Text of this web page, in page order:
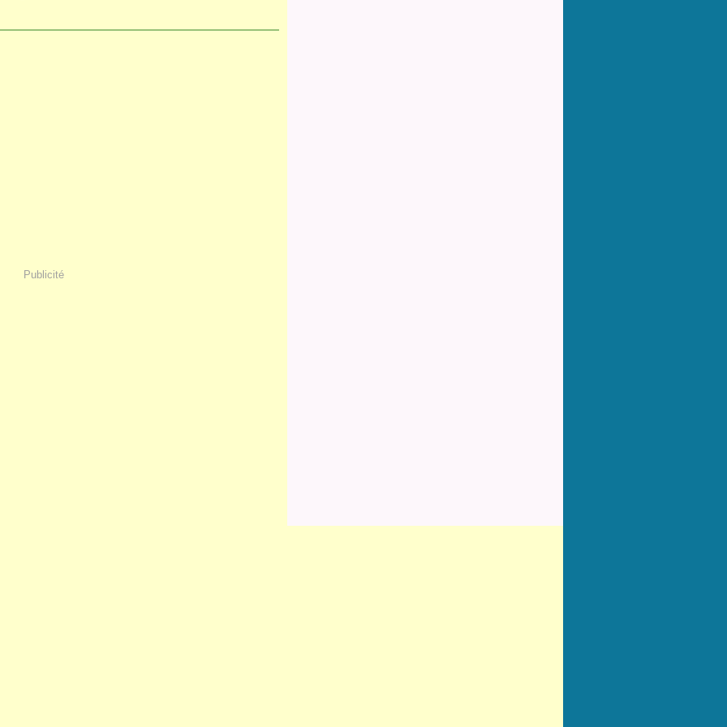
Publicité